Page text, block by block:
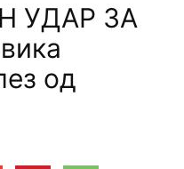
УДАР ЗА
од